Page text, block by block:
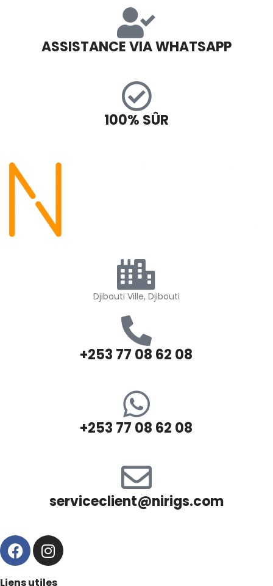
ASSISTANCE VIA WHATSAPP
100% SÛR
Djibouti Ville, Djibouti
+253 77 08 62 08
+253 77 08 62 08
serviceclient@nirigs.com
Liens utiles